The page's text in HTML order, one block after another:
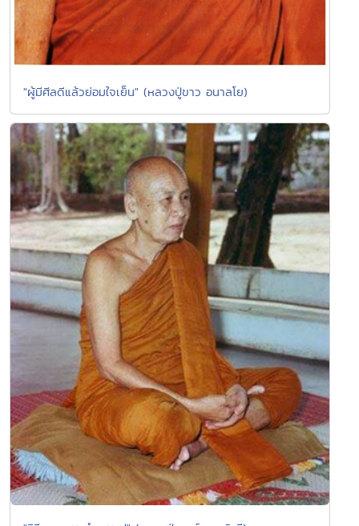
"ผู้มีศีลดีแล้วย่อมใจเย็น" (หลวงปู่ขาว อนาลโย)